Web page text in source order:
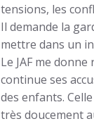
tensions, les
Il demande la
mettre dans un
Le JAF me
continue ses
des enfants.
très doucement